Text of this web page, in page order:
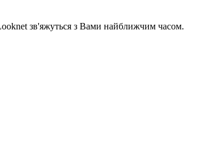
зв'яжуться з Вами найближчим часом.